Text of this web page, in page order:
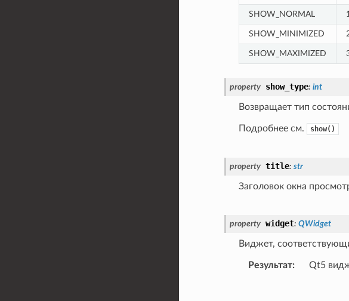
SHOW_NORMAL
SHOW_MINIMIZED
SHOW_MAXIMIZED
property show_type: int
Возвращает тип
Подробнее см. show()
property title: str
Заголовок окна
property widget: QWidget
Виджет,
Результат: Qt5